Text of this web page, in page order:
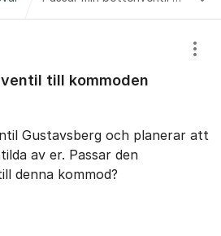
till kommoden
Gustavsberg och planerar att
av er. Passar den
denna kommod?